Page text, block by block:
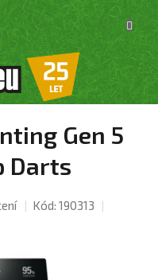
KOŠÍK
Gen 5
Darts
Kód: 190313